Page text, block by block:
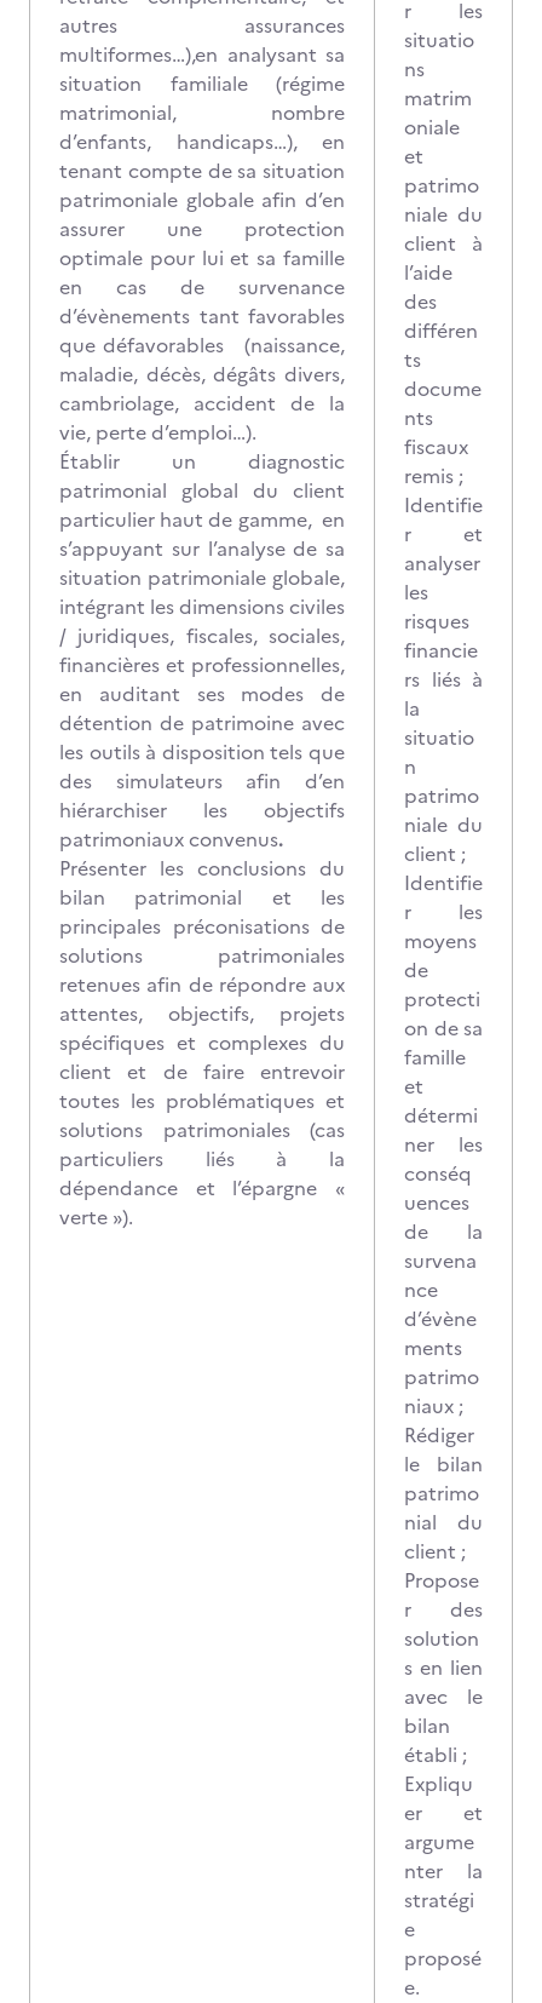
autres assurances
multiformes…),en analysant sa
situation familiale (régime
matrimonial, nombre
d’enfants, handicaps…), en
tenant compte de sa situation
patrimoniale globale afin d’en
assurer une protection
optimale pour lui et sa famille
en cas de survenance
d’évènements tant favorables
que défavorables (naissance,
maladie, décès, dégâts divers,
cambriolage, accident de la
vie, perte d’emploi…).
Établir un diagnostic
patrimonial global du client
particulier haut de gamme, en
s’appuyant sur l’analyse de sa
situation patrimoniale globale,
intégrant les dimensions civiles
/ juridiques, fiscales, sociales,
financières et professionnelles,
en auditant ses modes de
détention de patrimoine avec
les outils à disposition tels que
des simulateurs afin d’en
hiérarchiser les objectifs
patrimoniaux convenus.
Présenter les conclusions du
bilan patrimonial et les
principales préconisations de
solutions patrimoniales
retenues afin de répondre aux
attentes, objectifs, projets
spécifiques et complexes du
client et de faire entrevoir
toutes les problématiques et
solutions patrimoniales (cas
particuliers liés à la
dépendance et l’épargne «
verte »).
r les
situatio
ns
matrim
oniale
et
patrimo
niale du
client à
l’aide
des
différen
ts
docume
nts
fiscaux
remis ;
Identifie
r et
analyser
les
risques
financie
rs liés à
la
situatio
n
patrimo
niale du
client ;
Identifie
r les
moyens
de
protecti
on de sa
famille
et
détermi
ner les
conséq
uences
de la
survena
nce
d’évène
ments
patrimo
niaux ;
Rédiger
le bilan
patrimo
nial du
client ;
Propose
r des
solution
s en lien
avec le
bilan
établi ;
Expliqu
er et
argume
nter la
stratégi
e
proposé
e.